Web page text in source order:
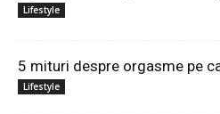
Lifestyle
5 mituri despre orgasme pe
Lifestyle